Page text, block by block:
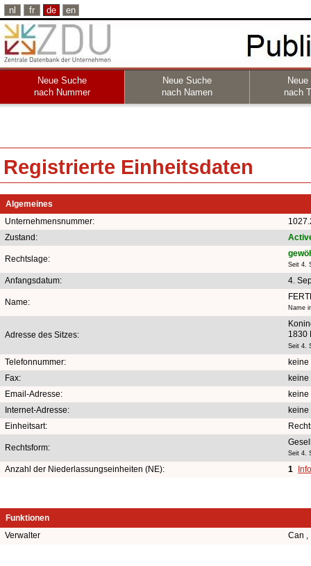
nl fr de en
Neue Suche
nach Nummer
Neue Suche
nach Namen
nach
Registrierte Einheitsdaten
Algemeines
Unternehmensnummer:
Zustand:
Rechtslage:
Seit 4.
Anfangsdatum: 4.
Name:
Name
Adresse des Sitzes:
1830
Seit 4.
Telefonnummer:
keine
Fax:
keine
Email-Adresse:
keine
Internet-Adresse:
keine
Einheitsart:
Rechtsform:
Seit 4.
Anzahl der Niederlassungseinheiten (NE): 1
Funktionen
Verwalter
Can